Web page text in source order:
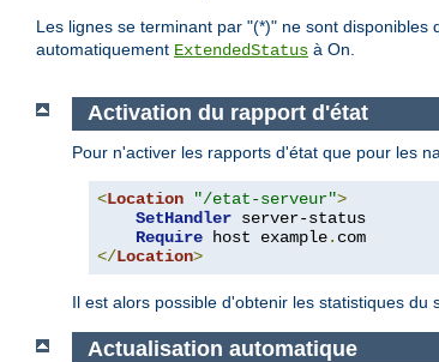
Les lignes se terminant par "(*)" ne sont disponibles
automatiquement ExtendedStatus à On.
Activation du rapport d'état
Pour n'activer les rapports d'état que pour les
<Location "/etat-serveur">
SetHandler server-status
Require host example.
</Location>
Il est alors possible d'obtenir les statistiques
Actualisation automatique